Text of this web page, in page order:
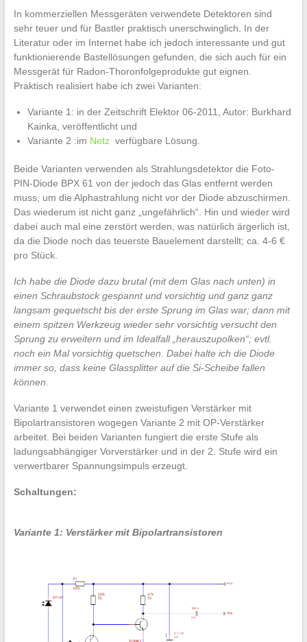
In kommerziellen Messgeräten verwendete Detektoren sind
sehr teuer und für Bastler praktisch unerschwinglich. In der
Literatur oder im Internet habe ich jedoch interessante und gut
funktionierende Bastellösungen gefunden, die sich auch für ein
Messgerät für Radon-Thoronfolgeprodukte gut eignen.
Praktisch realisiert habe ich zwei Varianten:
Variante 1: in der Zeitschrift Elektor 06-2011, Autor: Burkhard
Kainka, veröffentlicht und
Variante 2 :im Netz verfügbare Lösung.
Beide Varianten verwenden als Strahlungsdetektor die Foto-
PIN-Diode BPX 61 von der jedoch das Glas entfernt werden
muss, um die Alphastrahlung nicht vor der Diode abzuschirmen.
Das wiederum ist nicht ganz „ungefährlich“. Hin und wieder wird
dabei auch mal eine zerstört werden, was natürlich ärgerlich ist,
da die Diode noch das teuerste Bauelement darstellt; ca. 4-6 €
pro Stück.
Ich habe die Diode dazu brutal (mit dem Glas nach unten) in
einen Schraubstock gespannt und vorsichtig und ganz ganz
langsam gequetscht bis der erste Sprung im Glas war; dann mit
einem spitzen Werkzeug wieder sehr vorsichtig versucht den
Sprung zu erweitern und im Idealfall „herauszupolken“; evtl.
noch ein Mal vorsichtig quetschen. Dabei halte ich die Diode
immer so, dass keine Glassplitter auf die Si-Scheibe fallen
können.
Variante 1 verwendet einen zweistufigen Verstärker mit
Bipolartransistoren wogegen Variante 2 mit OP-Verstärker
arbeitet. Bei beiden Varianten fungiert die erste Stufe als
ladungsabhängiger Vorverstärker und in der 2. Stufe wird ein
verwertbarer Spannungsimpuls erzeugt.
Schaltungen:
Variante 1: Verstärker mit Bipolartransistoren